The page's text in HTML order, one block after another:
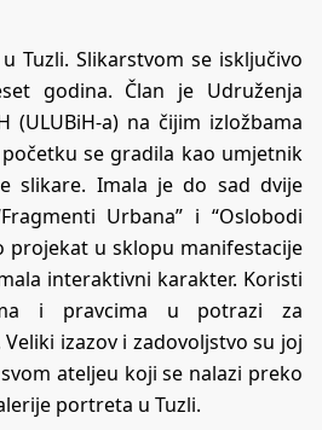
Tuzli. Slikarstvom se isključivo
godina. Član je Udruženja
(ULUBiH-a) na čijim izložbama
se gradila kao umjetnik
slikare. Imala je do sad dvije
Urbana” i “Oslobodi
projekat u sklopu manifestacije
interaktivni karakter. Koristi
i pravcima u potrazi za
izazov i zadovoljstvo su joj
ateljeu koji se nalazi preko
portreta u Tuzli.